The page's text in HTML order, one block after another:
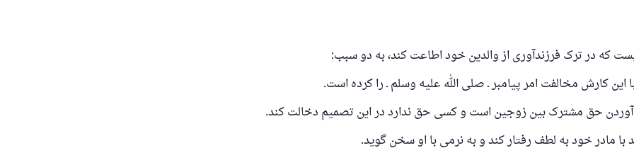
که در ترک فرزندآوری از والدین خود اطاعت کند، به دو سبب:
کارش مخالفت امر پیامبر ـ صلی الله علیه وسلم ـ را کرده است.
حق مشترک بین زوجین است و کسی حق ندارد در این تصمیم دخالت کند.
با مادر خود به لطف رفتار کند و به نرمی با او سخن گوید.